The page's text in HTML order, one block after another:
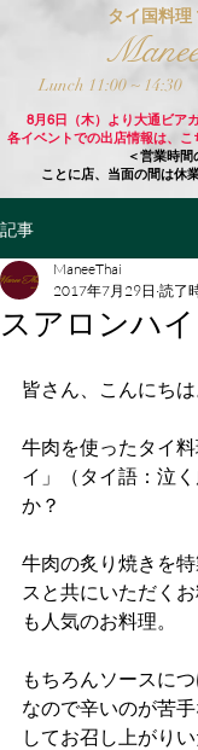
タイ国料理
Lunch 11:00 ~ 14:30
8月6日（木）より大通ビア
各イベントでの出店情報は、
＜営業時間
ことに店、当面の間は休
記事
スアロンハ
ManeeThai
2017年7月29日 読了
皆さん、こんにちは
牛肉を使ったタイ
イ」（タイ語：泣
か？
牛肉の炙り焼きを
スと共にいただく
も人気のお料理。
もちろんソースに
なので辛いのが苦
してお召し上がりい